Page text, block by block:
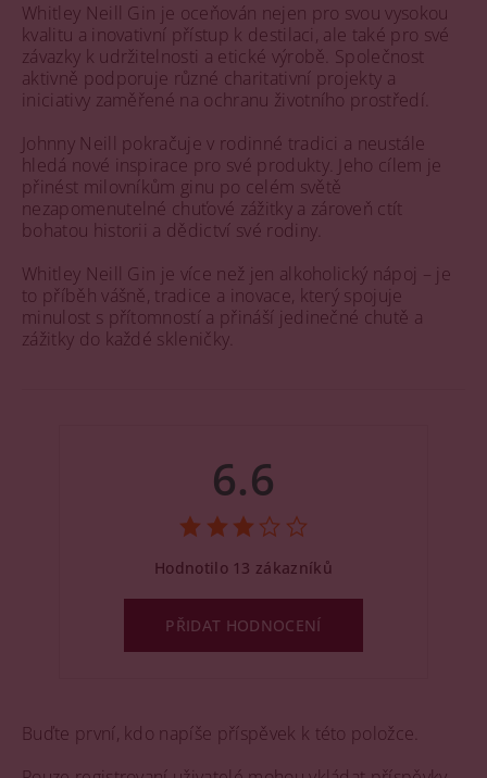
Whitley Neill Gin je oceňován nejen pro svou vysokou
kvalitu a inovativní přístup k destilaci, ale také pro své
závazky k udržitelnosti a etické výrobě. Společnost
aktivně podporuje různé charitativní projekty a
iniciativy zaměřené na ochranu životního prostředí.
Johnny Neill pokračuje v rodinné tradici a neustále
hledá nové inspirace pro své produkty. Jeho cílem je
přinést milovníkům ginu po celém světě
nezapomenutelné chuťové zážitky a zároveň ctít
bohatou historii a dědictví své rodiny.
Whitley Neill Gin je více než jen alkoholický nápoj – je
to příběh vášně, tradice a inovace, který spojuje
minulost s přítomností a přináší jedinečné chutě a
zážitky do každé skleničky.
Buďte první, kdo napíše příspěvek k této položce.
6.6
Hodnotilo 13 zákazníků
PŘIDAT HODNOCENÍ